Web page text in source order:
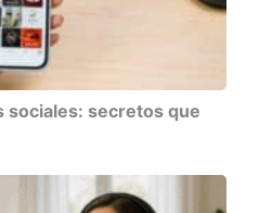
sociales: secretos que